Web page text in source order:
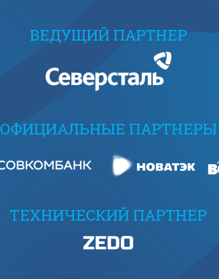
ВЕДУЩИЙ ПАРТНЕР
ОФИЦИАЛЬНЫЕ ПАРТНЕРЫ
ТЕХНИЧЕСКИЙ ПАРТНЕР